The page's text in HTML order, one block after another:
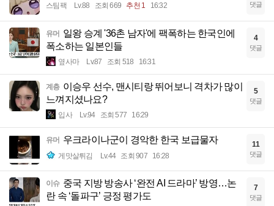
스팀팩 Lv.88 조회 669 추천 1 16:32 댓글
유머 일왕 승계 '36촌 남자'에 팩폭하는 한국인에
폭소하는 일본인들
옆사마 Lv.87 조회 518 16:31
4
댓글
계층 이승우 선수, 맨시티랑 뛰어보니 격차가 많이
느껴지셨나요?
입사 Lv.94 조회 577 16:29
5
댓글
유머 우크라이나군이 경악한 한국 보급물자
게맛살튀김 Lv.44 조회 907 16:28
11
댓글
이슈 중국 지방 방송사 ‘완전 AI 드라마’ 방영…논
란 속 ‘돌파구’ 긍정 평가도
7
댓글